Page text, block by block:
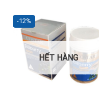
-12%
HẾT HÀNG